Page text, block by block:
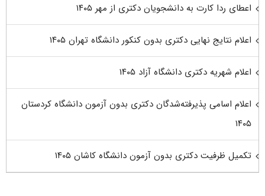
اعطای ردا کارت به دانشجویان دکتری از مهر ۱۴۰۵
اعلام نتایج نهایی دکتری بدون کنکور دانشگاه تهران ۱۴۰۵
اعلام شهریه دکتری دانشگاه آزاد ۱۴۰۵
اعلام اسامی پذیرفته‌شدگان دکتری بدون آزمون دانشگاه کردستان
۱۴۰۵
تکمیل ظرفیت دکتری بدون آزمون دانشگاه کاشان ۱۴۰۵